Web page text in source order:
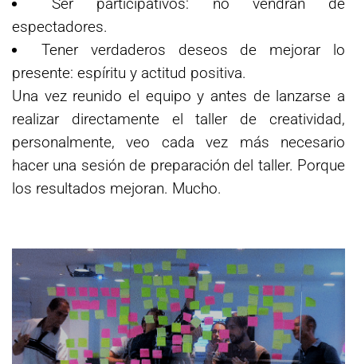
Ser participativos: no vendrán de
espectadores.
Tener verdaderos deseos de mejorar lo
presente: espíritu y actitud positiva.
Una vez reunido el equipo y antes de lanzarse a
realizar directamente el taller de creatividad,
personalmente, veo cada vez más necesario
hacer una sesión de preparación del taller. Porque
los resultados mejoran. Mucho.